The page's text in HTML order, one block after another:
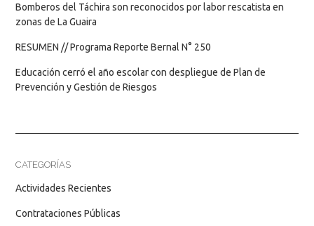
Bomberos del Táchira son reconocidos por labor rescatista en
zonas de La Guaira
RESUMEN // Programa Reporte Bernal N° 250
Educación cerró el año escolar con despliegue de Plan de
Prevención y Gestión de Riesgos
CATEGORÍAS
Actividades Recientes
Contrataciones Públicas